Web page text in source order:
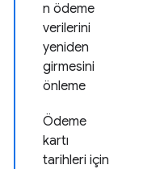
n ödeme
verilerini
yeniden
girmesini
önleme
Ödeme
kartı
tarihleri için